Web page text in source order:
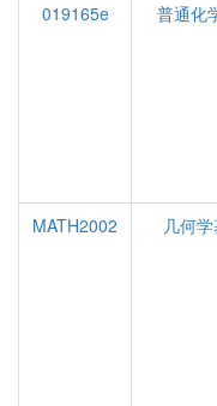
019165e
普通化
MATH2002
几何